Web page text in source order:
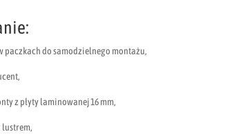
paczkach do samodzielnego montażu,
z płyty laminowanej 16 mm,
lustrem,